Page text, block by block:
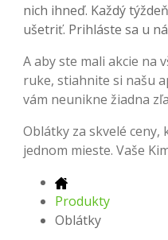
nich ihneď. Každý
ušetriť. Prihláste sa u
A aby ste mali akcie na
ruke, stiahnite si našu
vám neunikne žiadna
Oblátky za skvelé
jednom mieste. Vaše
Produkty
Oblátky